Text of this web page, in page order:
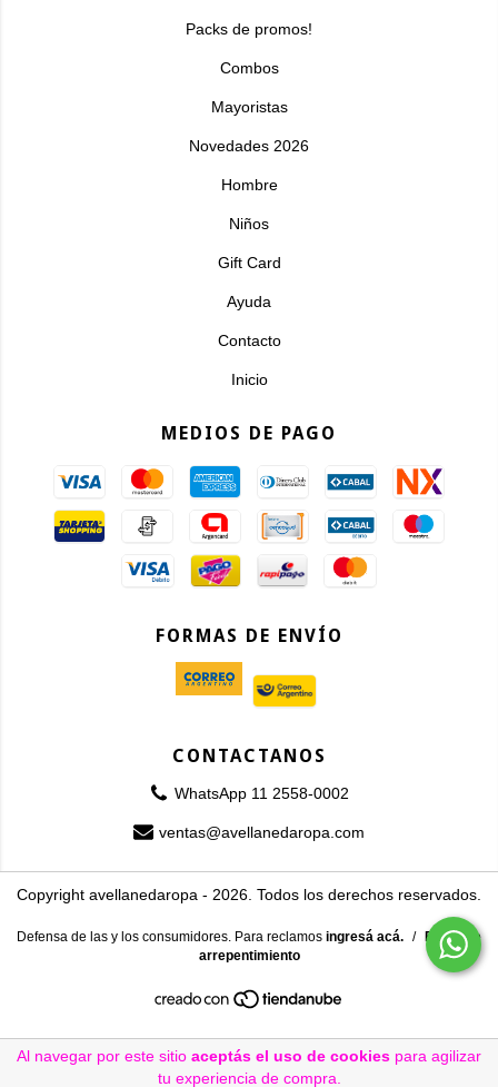
Al navegar por este sitio aceptás el uso de cookies para agilizar
tu experiencia de compra.
Packs de promos!
Combos
Mayoristas
Novedades 2026
Hombre
Niños
Gift Card
Ayuda
Contacto
Inicio
MEDIOS DE PAGO
FORMAS DE ENVÍO
CONTACTANOS
WhatsApp 11 2558-0002
ventas@avellanedaropa.com
Copyright avellanedaropa - 2026. Todos los derechos reservados.
Defensa de las y los consumidores. Para reclamos ingresá acá. /
Botón de
arrepentimiento